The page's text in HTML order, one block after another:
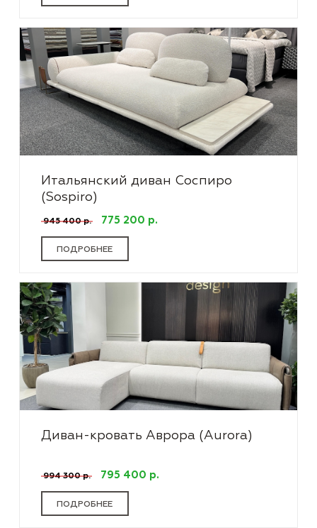
Итальянский диван Соспиро
(Sospiro)
945 400 р. 775 200 р.
ПОДРОБНЕЕ
Диван-кровать Аврора (Aurora)
994 300 р. 795 400 р.
ПОДРОБНЕЕ